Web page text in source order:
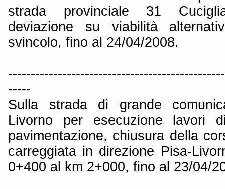
strada provinciale 31
deviazione su viabilità
svincolo, fino al 24/04/2008.
-----
Sulla strada di grande
Livorno per esecuzione lavori
pavimentazione, chiusura della
carreggiata in direzione Pisa-
0+400 al km 2+000, fino al 23/04/